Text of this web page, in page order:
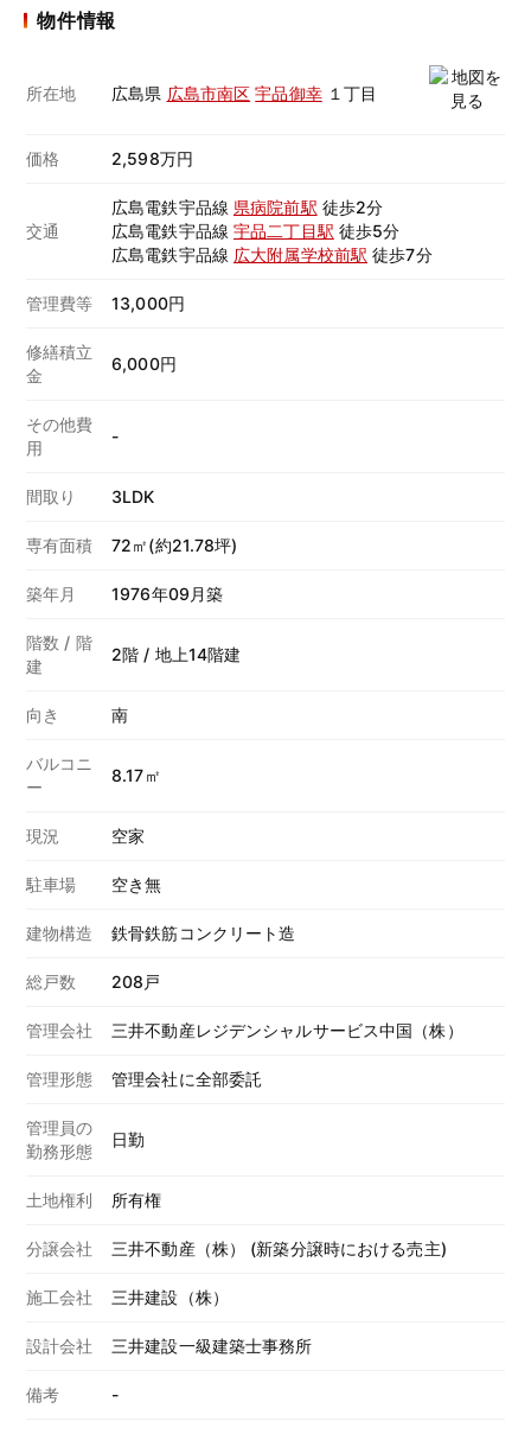
物件情報
所在地 広島県 広島市南区 宇品御幸 １丁目
価格 2,598万円
交通
広島電鉄宇品線 県病院前駅 徒歩2分
広島電鉄宇品線 宇品二丁目駅 徒歩5分
広島電鉄宇品線 広大附属学校前駅 徒歩7分
管理費等 13,000円
修繕積立
金
6,000円
その他費
用
-
間取り 3LDK
専有面積 72㎡(約21.78坪)
築年月 1976年09月築
階数 / 階
建
2階 / 地上14階建
向き 南
バルコニ
ー
8.17㎡
現況 空家
駐車場 空き無
建物構造 鉄骨鉄筋コンクリート造
総戸数 208戸
管理会社 三井不動産レジデンシャルサービス中国（株）
管理形態 管理会社に全部委託
管理員の
勤務形態
日勤
土地権利 所有権
分譲会社 三井不動産（株） (新築分譲時における売主)
施工会社 三井建設（株）
設計会社 三井建設一級建築士事務所
備考 -